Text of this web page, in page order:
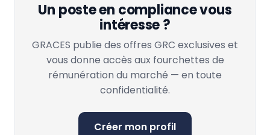
Un poste en compliance vous
intéresse ?
GRACES publie des offres GRC exclusives et
vous donne accès aux fourchettes de
rémunération du marché — en toute
confidentialité.
Créer mon profil